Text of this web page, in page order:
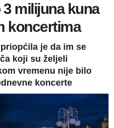
milijuna kuna
koncertima
je da im se
koji su željeli
vremenu nije bilo
koncerte